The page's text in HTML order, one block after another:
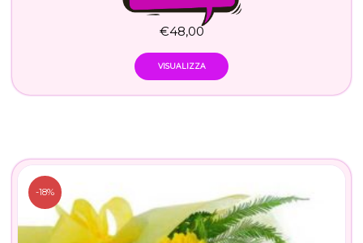
€48,00
VISUALIZZA
-18%